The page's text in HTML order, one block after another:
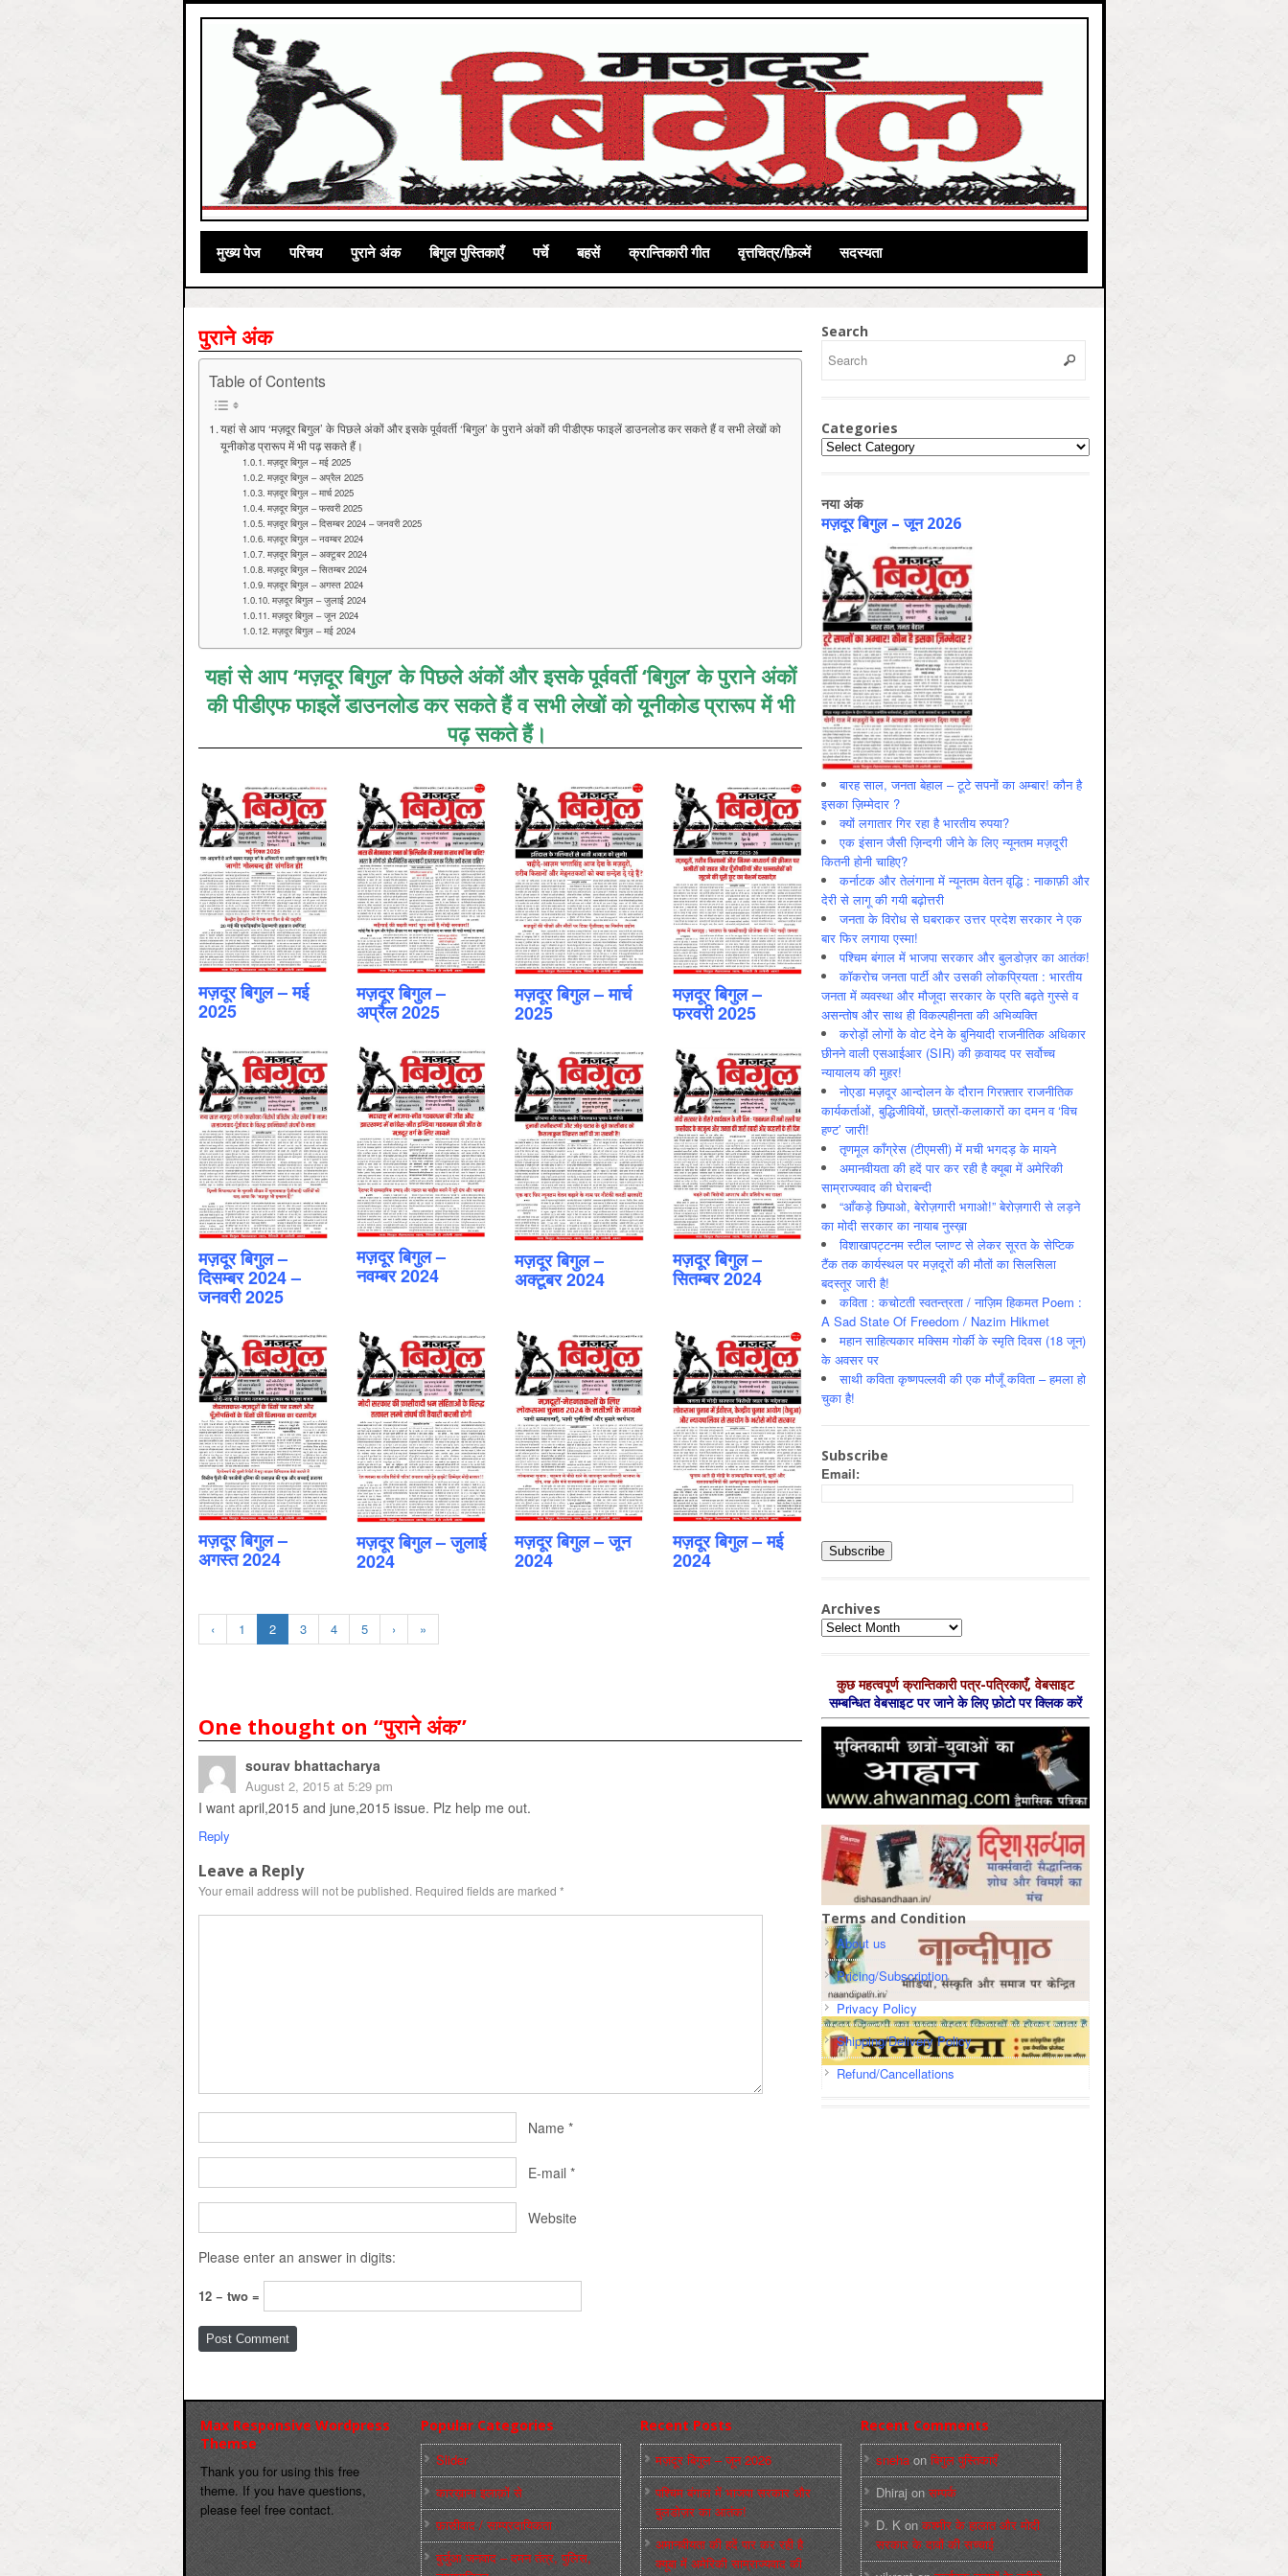
मुख्‍य पेज परिचय पुराने अंक बिगुल पुस्तिकाएँ पर्चे बहसें क्रान्तिकारी गीत वृत्तचित्र/फ़िल्में सदस्यता
पुराने अंक
Table of Contents
यहां से आप ‘मज़दूर बिगुल’ के पिछले अंकों और इसके पूर्ववर्ती ‘बिगुल’ के पुराने अंकों की पीडीएफ फाइलें डाउनलोड कर सकते हैं व सभी लेखों को
यूनीकोड प्रारूप में भी पढ़ सकते हैं।
मज़दूर बिगुल – मई 2025
मज़दूर बिगुल – अप्रैल 2025
मज़दूर बिगुल – मार्च 2025
मज़दूर बिगुल – फरवरी 2025
मज़दूर बिगुल – दिसम्‍बर 2024 – जनवरी 2025
मज़दूर बिगुल – नवम्‍बर 2024
मज़दूर बिगुल – अक्‍टूबर 2024
मज़दूर बिगुल – सितम्‍बर 2024
मज़दूर बिगुल – अगस्‍त 2024
मज़दूर बिगुल – जुलाई 2024
मज़दूर बिगुल – जून 2024
मज़दूर बिगुल – मई 2024
यहां से आप ‘मज़दूर बिगुल’ के पिछले अंकों और इसके पूर्ववर्ती ‘बिगुल’ के पुराने अंकों
की पीडीएफ फाइलें डाउनलोड कर सकते हैं व सभी लेखों को यूनीकोड प्रारूप में भी
पढ़ सकते हैं।
मज़दूर बिगुल – मई
2025
मज़दूर बिगुल –
अप्रैल 2025
मज़दूर बिगुल – मार्च
2025
मज़दूर बिगुल –
फरवरी 2025
मज़दूर बिगुल –
दिसम्‍बर 2024 –
जनवरी 2025
मज़दूर बिगुल –
नवम्‍बर 2024
मज़दूर बिगुल –
अक्‍टूबर 2024
मज़दूर बिगुल –
सितम्‍बर 2024
मज़दूर बिगुल –
अगस्‍त 2024
मज़दूर बिगुल – जुलाई
2024
मज़दूर बिगुल – जून
2024
मज़दूर बिगुल – मई
2024
‹ 1 2 3 4 5 › »
One thought on “पुराने अंक”
sourav bhattacharya
August 2, 2015 at 5:29 pm
I want april,2015 and june,2015 issue. Plz help me out.
Reply
Leave a Reply
Your email address will not be published. Required fields are marked *
Name *
E-mail *
Website
Please enter an answer in digits:
12 − two =
Search
Categories
Categories
नया अंक
मज़दूर बिगुल – जून 2026
बारह साल, जनता बेहाल – टूटे सपनों का अम्बार! कौन है
इसका ज़िम्मेदार ?
क्यों लगातार गिर रहा है भारतीय रुपया?
एक इंसान जैसी ज़िन्दगी जीने के लिए न्यूनतम मज़दूरी
कितनी होनी चाहिए?
कर्नाटक और तेलंगाना में न्यूनतम वेतन वृद्धि : नाकाफ़ी और
देरी से लागू की गयी बढ़ोत्तरी
जनता के विरोध से घबराकर उत्तर प्रदेश सरकार ने एक
बार फिर लगाया एस्मा!
पश्चिम बंगाल में भाजपा सरकार और बुलडोज़र का आतंक!
कॉकरोच जनता पार्टी और उसकी लोकप्रियता : भारतीय
जनता में व्‍यवस्‍था और मौजूदा सरकार के प्रति बढ़ते गुस्‍से व
असन्‍तोष और साथ ही विकल्‍पहीनता की अभिव्‍यक्ति
करोड़ों लोगों के वोट देने के बुनियादी राजनीतिक अधिकार
छीनने वाली एसआईआर (SIR) की क़वायद पर सर्वोच्च
न्यायालय की मुहर!
नोएडा मज़दूर आन्दोलन के दौरान गिरफ़्तार राजनीतिक
कार्यकर्ताओं, बुद्धिजीवियों, छात्रों-कलाकारों का दमन व ‘विच
हण्ट’ जारी!
तृणमूल काँग्रेस (टीएमसी) में मची भगदड़ के मायने
अमानवीयता की हदें पार कर रही है क्यूबा में अमेरिकी
साम्राज्यवाद की घेराबन्दी
“आँकड़े छिपाओ, बेरोज़गारी भगाओ!” बेरोज़गारी से लड़ने
का मोदी सरकार का नायाब नुस्ख़ा
विशाखापट्टनम स्टील प्लाण्ट से लेकर सूरत के सेप्टिक
टैंक तक कार्यस्थल पर मज़दूरों की मौतों का सिलसिला
बदस्तूर जारी है!
कविता : कचोटती स्वतन्त्रता / नाज़िम हिकमत Poem :
A Sad State Of Freedom / Nazim Hikmet
महान साहित्यकार मक्सिम गोर्की के स्मृति दिवस (18 जून)
के अवसर पर
साथी कविता कृष्णपल्लवी की एक मौजूँ कविता – हमला हो
चुका है!
Subscribe
Email:
Archives
Archives
कुछ महत्‍वपूर्ण क्रान्तिकारी पत्र-पत्रिकाएँ, वेबसाइट
सम्‍बन्धित वेबसाइट पर जाने के लिए फ़ोटो पर क्लिक करें
Terms and Condition
About us
Pricing/Subscription
Privacy Policy
Shipping/Delivery Policy
Refund/Cancellations
Max Responsive Wordpress
Themse
Thank you for using this free
theme. If you have questions,
please feel free contact.
Popular Categories
Slider
कारख़ाना इलाक़ों से
फ़ासीवाद / साम्‍प्रदायिकता
बुर्जुआ जनवाद – दमन तंत्र, पुलिस,
Recent Posts
मज़दूर बिगुल – जून 2026
पश्चिम बंगाल में भाजपा सरकार और
बुलडोज़र का आतंक!
अमानवीयता की हदें पार कर रही है
क्यूबा में अमेरिकी साम्राज्यवाद की
Recent Comments
snehaonबिगुल पुस्तिकाएँ
Dhirajon सम्पर्क
D. K onकश्मीर के हालात और मोदी
सरकार के दावों की सच्चाई